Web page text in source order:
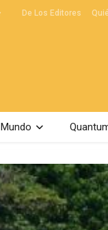
De Los Editores
Mundo